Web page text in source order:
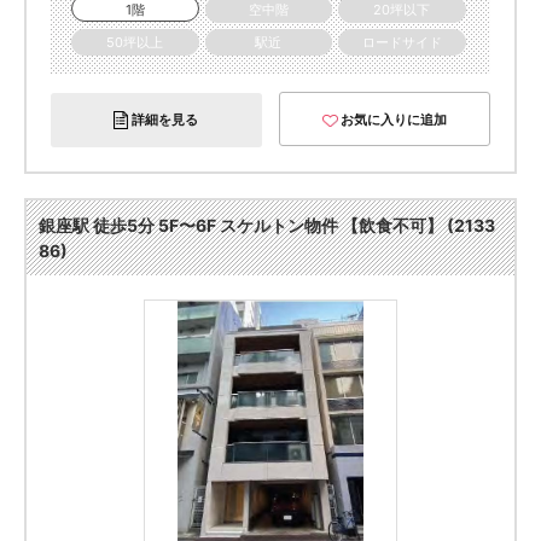
1階
空中階
20坪以下
50坪以上
駅近 ロードサイド
詳細を見る お気に入りに追加
銀座駅 徒歩5分 5F〜6F スケルトン物件 【飲食不可】 (2133
86)